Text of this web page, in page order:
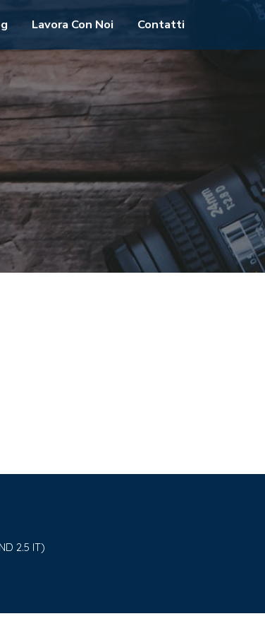
Lavora Con Noi Contatti
2.5 IT)